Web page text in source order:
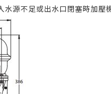
源不足或出水口閉塞時加壓